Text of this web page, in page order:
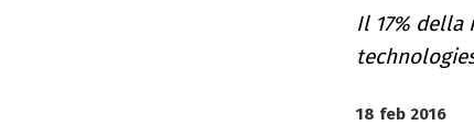
Il 17%
18 feb 2016